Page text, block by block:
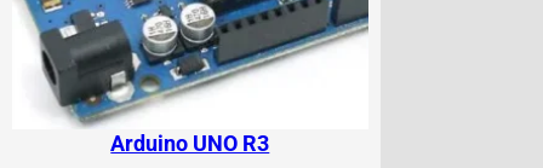
Arduino UNO R3